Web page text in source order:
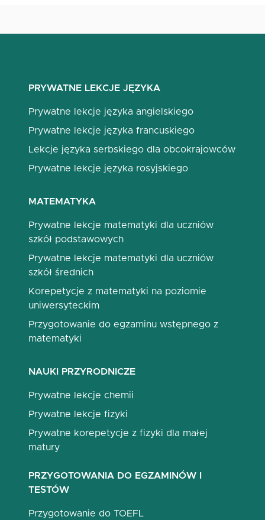
PRYWATNE LEKCJE JĘZYKA
Prywatne lekcje języka angielskiego
Prywatne lekcje języka francuskiego
Lekcje języka serbskiego dla obcokrajowców
Prywatne lekcje języka rosyjskiego
MATEMATYKA
Prywatne lekcje matematyki dla uczniów
szkół podstawowych
Prywatne lekcje matematyki dla uczniów
szkół średnich
Korepetycje z matematyki na poziomie
uniwersyteckim
Przygotowanie do egzaminu wstępnego z
matematyki
NAUKI PRZYRODNICZE
Prywatne lekcje chemii
Prywatne lekcje fizyki
Prywatne korepetycje z fizyki dla małej
matury
PRZYGOTOWANIA DO EGZAMINÓW I
TESTÓW
Przygotowanie do TOEFL